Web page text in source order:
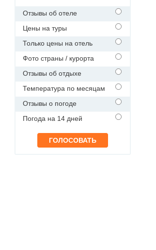
Отзывы об отеле
Цены на туры
Только цены на отель
Фото страны / курорта
Отзывы об отдыхе
Температура по месяцам
Отзывы о погоде
Погода на 14 дней